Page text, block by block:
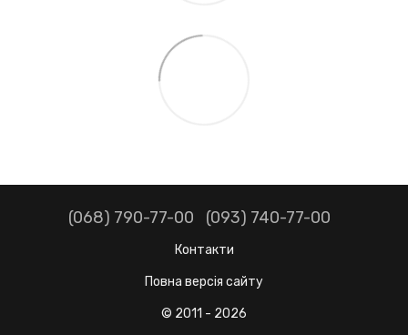
(068) 790-77-00 (093) 740-77-00
Контакти
Повна версія сайту
© 2011 - 2026